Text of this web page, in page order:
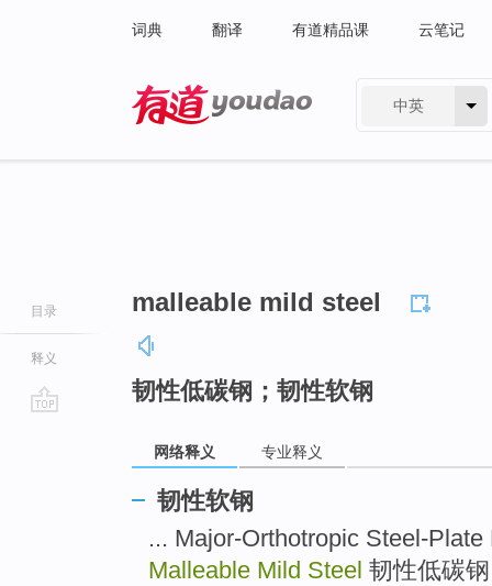
词典 翻译 有道精品课 云笔记
中英
目录
释义
malleable mild steel
韧性低碳钢；韧性软钢
网络释义 专业释义
韧性软钢
... Major-Orthotropic Steel-
Malleable Mild Steel 韧性低碳